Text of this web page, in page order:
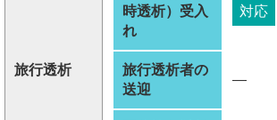
旅行透析
時透析）受入
れ
対応
旅行透析者の
送迎
―